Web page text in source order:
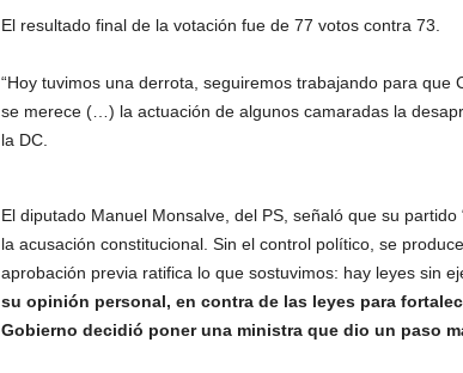
El resultado final de la votación fue de 77 votos contra 73.
“Hoy tuvimos una derrota, seguiremos trabajando para que
se merece (…) la actuación de algunos camaradas la
la DC.
El diputado Manuel Monsalve, del PS, señaló que su
la acusación constitucional. Sin el control político, se
aprobación previa ratifica lo que sostuvimos: hay leyes sin
su opinión personal, en contra de las leyes para
Gobierno decidió poner una ministra que dio un paso